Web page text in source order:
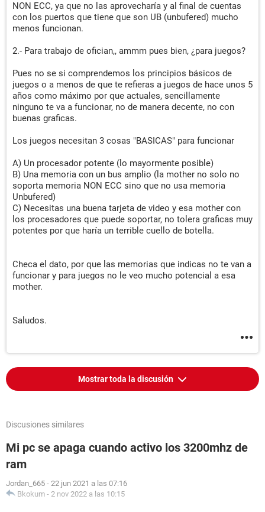
NON ECC, ya que no las aprovecharía y al final de cuentas
con los puertos que tiene que son UB (unbufered) mucho
menos funcionan.
2.- Para trabajo de ofician,, ammm pues bien, ¿para juegos?
Pues no se si comprendemos los principios básicos de
juegos o a menos de que te refieras a juegos de hace unos 5
años como máximo por que actuales, sencillamente
ninguno te va a funcionar, no de manera decente, no con
buenas graficas.
Los juegos necesitan 3 cosas "BASICAS" para funcionar
A) Un procesador potente (lo mayormente posible)
B) Una memoria con un bus amplio (la mother no solo no
soporta memoria NON ECC sino que no usa memoria
Unbufered)
C) Necesitas una buena tarjeta de video y esa mother con
los procesadores que puede soportar, no tolera graficas muy
potentes por que haría un terrible cuello de botella.
Checa el dato, por que las memorias que indicas no te van a
funcionar y para juegos no le veo mucho potencial a esa
mother.
Saludos.
Mostrar toda la discusión
Discusiones similares
Mi pc se apaga cuando activo los 3200mhz de
ram
Jordan_665 - 22 jun 2021 a las 07:16
Bkokum - 2 nov 2022 a las 10:15